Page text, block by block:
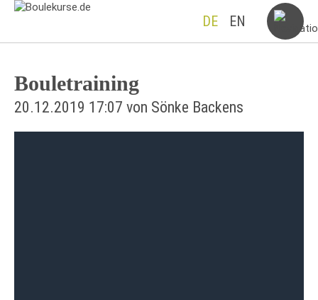
DE EN
Bouletraining
20.12.2019 17:07 von Sönke Backens